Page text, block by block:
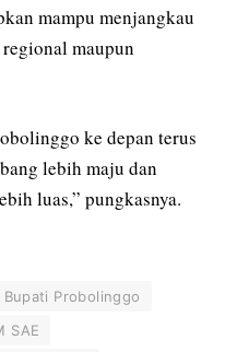
mampu menjangkau
maupun
ke depan terus
lebih maju dan
luas,” pungkasnya.
Bupati Probolinggo
SAE